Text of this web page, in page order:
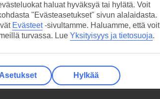
haluat hyväksyä tai hylätä. Voit
"Evästeasetukset" sivun alalaidasta.
Evästeet-sivultamme. Haluamme, että voit
turvassa. Lue Yksityisyys ja tietosuoja.
Asetukset Hylkää